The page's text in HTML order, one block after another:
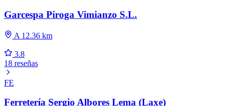
Garcespa Piroga Vimianzo S.L.
A 12.36 km
3.8
18 reseñas
FE
Ferretería Sergio Albores Lema (Laxe)